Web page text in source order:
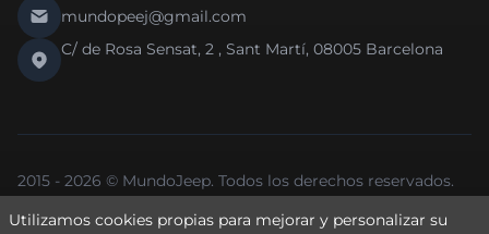
mundopeej@gmail.com
C/ de Rosa Sensat, 2 , Sant Martí, 08005 Barcelona
2015 - 2026 © MundoJeep. Todos los derechos reservados.
Política de PrivacidadPolítica de CookiesAviso Legal
Utilizamos cookies propias para mejorar y personalizar su